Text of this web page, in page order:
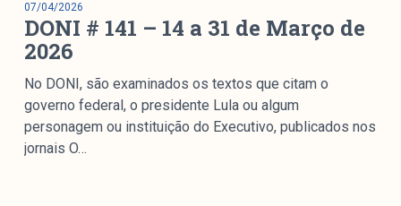
07/04/2026
DONI # 141 – 14 a 31 de Março de
2026
No DONI, são examinados os textos que citam o
governo federal, o presidente Lula ou algum
personagem ou instituição do Executivo, publicados nos
jornais O…